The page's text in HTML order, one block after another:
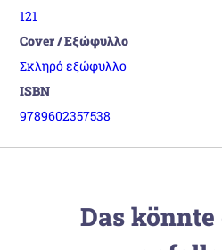
121
Cover / Εξώφυλλο
Σκληρό εξώφυλλο
ISBN
9789602357538
Das